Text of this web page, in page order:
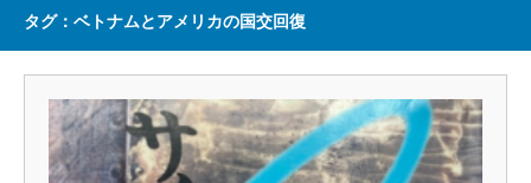
タグ：ベトナムとアメリカの国交回復